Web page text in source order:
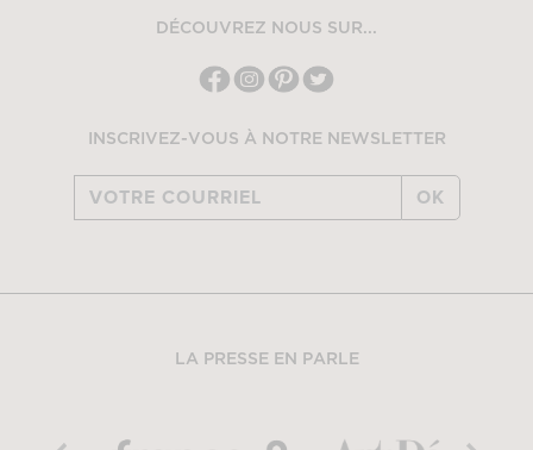
DÉCOUVREZ NOUS SUR...
INSCRIVEZ-VOUS À NOTRE NEWSLETTER
OK
LA PRESSE EN PARLE